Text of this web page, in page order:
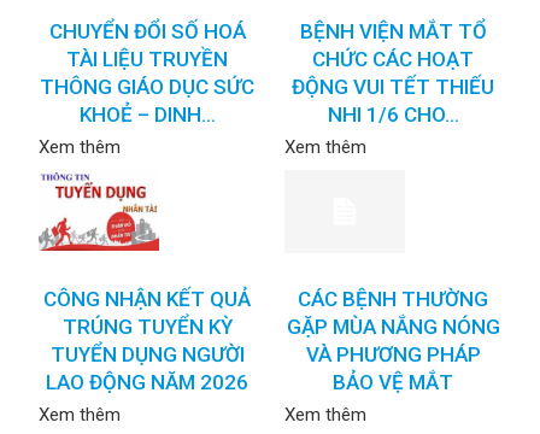
CHUYỂN ĐỔI SỐ HOÁ
TÀI LIỆU TRUYỀN
THÔNG GIÁO DỤC SỨC
KHOẺ – DINH...
Xem thêm
BỆNH VIỆN MẮT TỔ
CHỨC CÁC HOẠT
ĐỘNG VUI TẾT THIẾU
NHI 1/6 CHO...
Xem thêm
CÔNG NHẬN KẾT QUẢ
TRÚNG TUYỂN KỲ
TUYỂN DỤNG NGƯỜI
LAO ĐỘNG NĂM 2026
Xem thêm
CÁC BỆNH THƯỜNG
GẶP MÙA NẮNG NÓNG
VÀ PHƯƠNG PHÁP
BẢO VỆ MẮT
Xem thêm